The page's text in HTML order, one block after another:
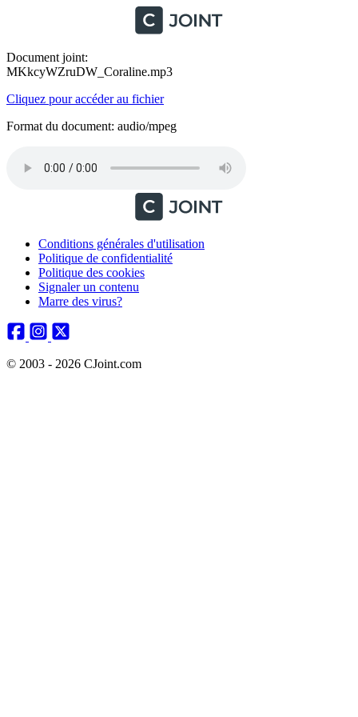
Document joint:
MKkcyWZruDW_Coraline.mp3
Cliquez pour accéder au fichier
Format du document: audio/mpeg
Conditions générales d'utilisation
Politique de confidentialité
Politique des cookies
Signaler un contenu
Marre des virus?
© 2003 - 2026 CJoint.com